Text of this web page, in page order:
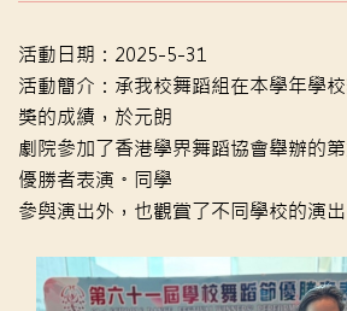
活動日期：2025-5-31
活動簡介：承我校舞蹈組在本學年學
獎的成績，於元朗
劇院參加了香港學界舞蹈協會舉辦的
優勝者表演。同學
參與演出外，也觀賞了不同學校的演